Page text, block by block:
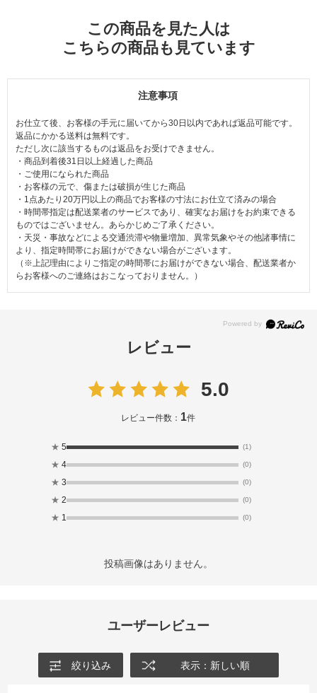
この商品を見た人は
こちらの商品も見ています
注意事項
お仕立て後、お客様の手元に届いてから30日以内であれば返品可能です。
返品にかかる送料は無料です。
ただし次に該当するものは返品をお受けできません。
・商品到着後31日以上経過した商品
・ご使用になられた商品
・お客様の元で、傷または破損が生じた商品
・1点あたり20万円以上の商品でお客様の寸法にお仕立て済みの場合
・時間帯指定は配送業者のサービスであり、確実なお届けをお約束できる
ものではございません。あらかじめご了承ください。
・天災・事故などによる交通渋滞や物量増加、異常気象やその他諸事情に
より、指定時間帯にお届けができない場合がございます。
（※上記理由によりご指定の時間帯にお届けができない場合、配送業者か
らお客様へのご連絡はおこなっておりません。）
レビュー
5.0
レビュー件数： 1件
★ 5 (1)
★ 4 (0)
★ 3 (0)
★ 2 (0)
★ 1 (0)
投稿画像はありません。
ユーザーレビュー
絞り込み 表示：新しい順